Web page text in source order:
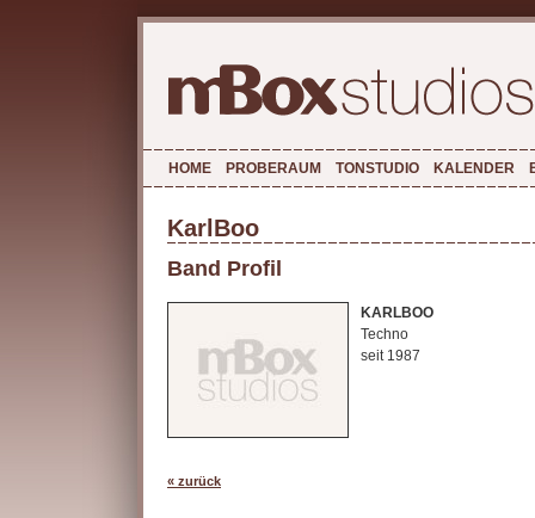
HOME PROBERAUM TONSTUDIO KALENDER
KarlBoo
Band Profil
KARLBOO
Techno
seit 1987
« zurück